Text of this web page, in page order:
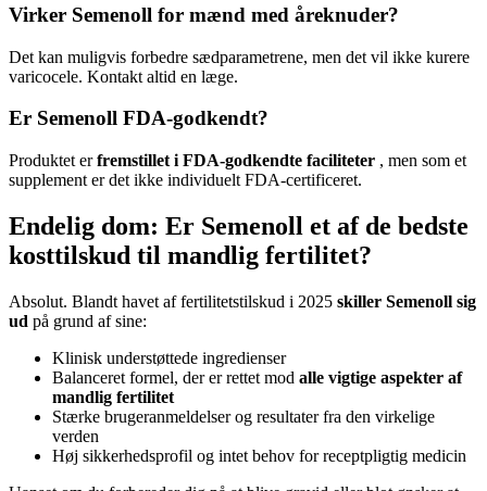
Virker Semenoll for mænd med åreknuder?
Det kan muligvis forbedre sædparametrene, men det vil ikke kurere
varicocele. Kontakt altid en læge.
Er Semenoll FDA-godkendt?
Produktet erfremstillet i FDA-godkendte faciliteter , men som et
supplement er det ikke individuelt FDA-certificeret.
Endelig dom: Er Semenoll et af de bedste
kosttilskud til mandlig fertilitet?
Absolut. Blandt havet af fertilitetstilskud i 2025 skiller Semenoll sig
ud på grund af sine:
Klinisk understøttede ingredienser
Balanceret formel, der er rettet mod alle vigtige aspekter af
mandlig fertilitet
Stærke brugeranmeldelser og resultater fra den virkelige
verden
Høj sikkerhedsprofil og intet behov for receptpligtig medicin